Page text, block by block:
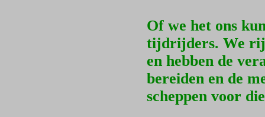
Of we het ons
tijdrijders. We
en hebben de
bereiden en de
scheppen voor